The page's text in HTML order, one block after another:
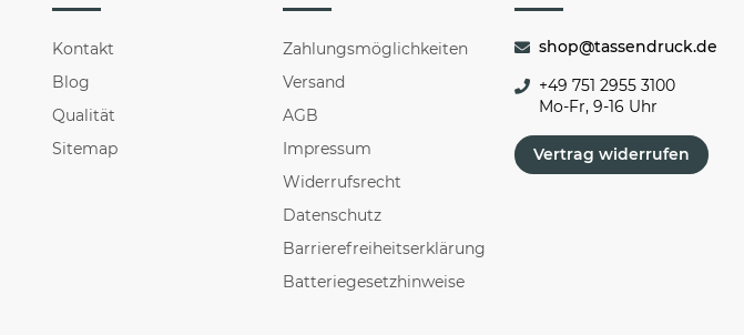
Kontakt
Blog
Qualität
Sitemap
Zahlungsmöglichkeiten
Versand
AGB
Impressum
Widerrufsrecht
Datenschutz
Barrierefreiheitserklärung
Batteriegesetzhinweise
shop@tassendruck.de
+49 751 2955 3100
Mo-Fr, 9-16 Uhr
Vertrag widerrufen